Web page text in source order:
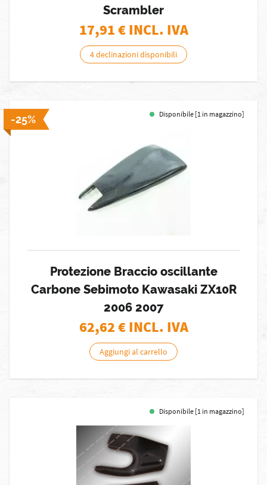
Scrambler
17,91€ INCL. IVA
4 declinazioni disponibili
-25% Disponibile [1 in magazzino]
Protezione Braccio oscillante
Carbone Sebimoto Kawasaki ZX10R
2006 2007
62,62€ INCL. IVA
Aggiungi al carrello
Disponibile [1 in magazzino]